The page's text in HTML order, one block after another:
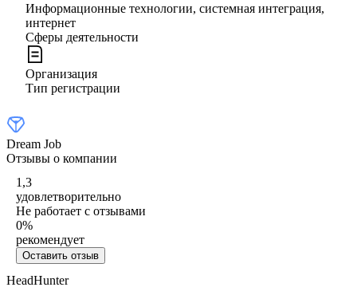
Информационные технологии, системная интеграция,
интернет
Сферы деятельности
Организация
Тип регистрации
Dream Job
Отзывы о компании
1,3
удовлетворительно
Не работает с отзывами
0%
рекомендует
Оставить отзыв
HeadHunter